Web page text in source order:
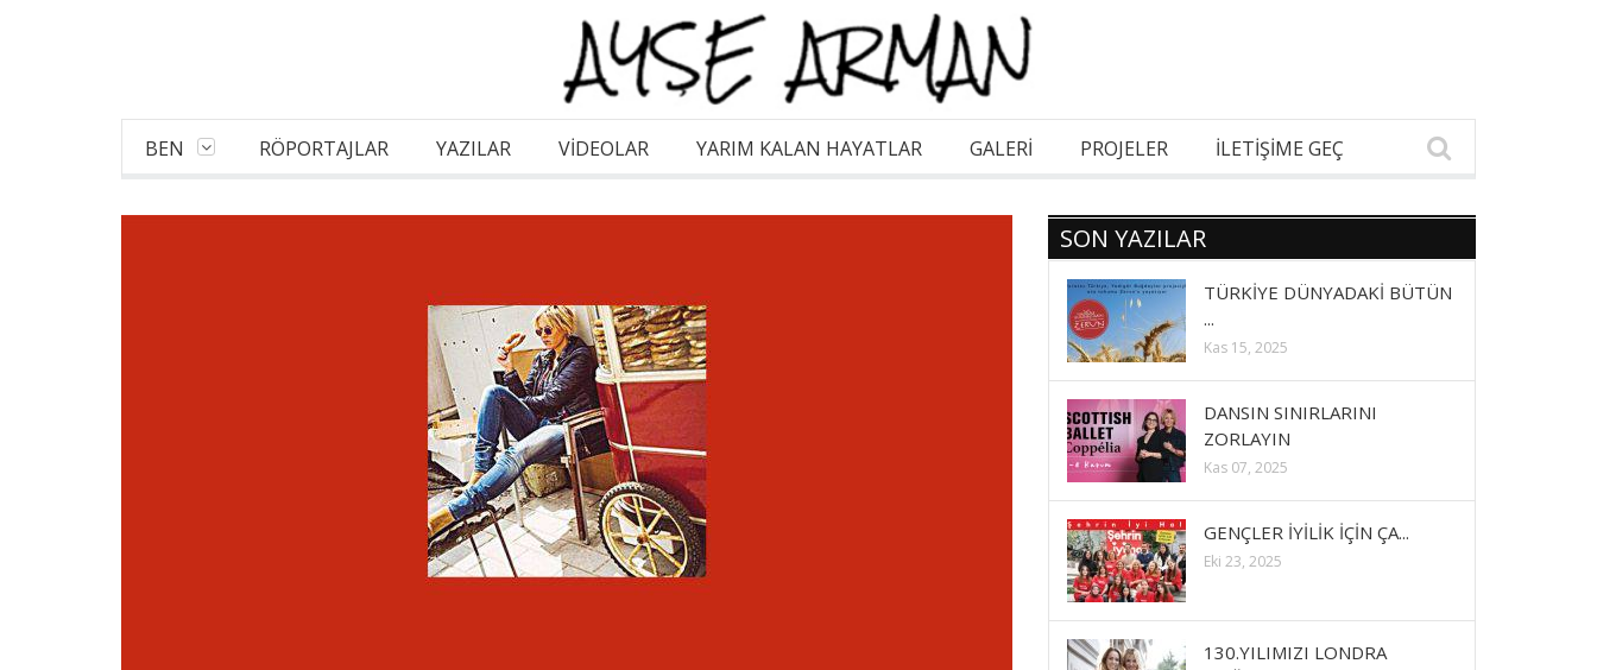
BEN RÖPORTAJLAR YAZILAR VİDEOLAR YARIM KALAN HAYATLAR GALERI PROJELER İLETİŞİME GEÇ
SON YAZILAR
TÜRKİYE DÜNYADAKİ BÜTÜN
...
Kas 15, 2025
DANSIN SINIRLARINI
ZORLAYIN
Kas 07, 2025
GENÇLER İYİLİK İÇİN ÇA...
Eki 23, 2025
130.YILIMIZI LONDRA